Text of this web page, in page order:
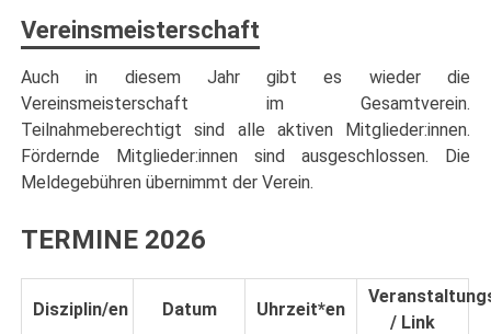
Vereinsmeisterschaft
Auch in diesem Jahr gibt es wieder die
Vereinsmeisterschaft im Gesamtverein.
Teilnahmeberechtigt sind alle aktiven Mitglieder:innen.
Fördernde Mitglieder:innen sind ausgeschlossen. Die
Meldegebühren übernimmt der Verein.
TERMINE 2026
Disziplin/en Datum Uhrzeit*en
/ Link